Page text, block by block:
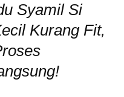
Syamil Si
Kurang Fit,